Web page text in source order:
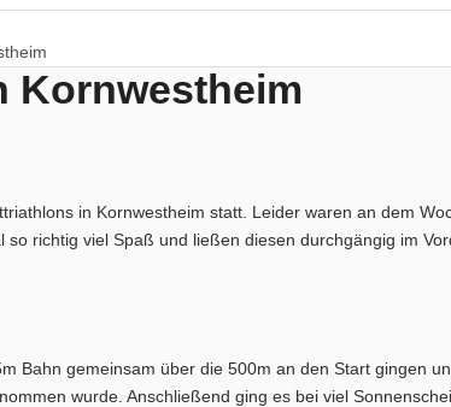
Kornwestheim
in Kornwestheim statt. Leider waren an dem
richtig viel Spaß und ließen diesen durchgängig im
Bahn gemeinsam über die 500m an den Start gingen
wurde. Anschließend ging es bei viel